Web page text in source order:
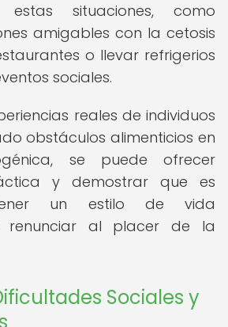
situaciones, como
amigables con la cetosis
o llevar refrigerios
sociales.
reales de individuos
obstáculos alimenticios en
se puede ofrecer
y demostrar que es
un estilo de vida
renunciar al placer de la
Sociales y